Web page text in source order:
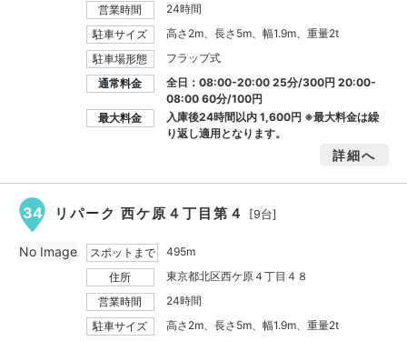
営業時間
24時間
駐車サイズ
高さ2m、長さ5m、幅1.9m、重量2t
駐車場形態
フラップ式
通常料金
全日：08:00-20:00 25分/300円 20:00-
08:00 60分/100円
最大料金
入庫後24時間以内1,600円 ※最大料金は繰
り返し適用となります。
詳細へ
34 リパーク 西ケ原４丁目第４ [9台]
スポットまで
495m
住所
東京都北区西ケ原４丁目４８
営業時間
24時間
駐車サイズ
高さ2m、長さ5m、幅1.9m、重量2t
No Image